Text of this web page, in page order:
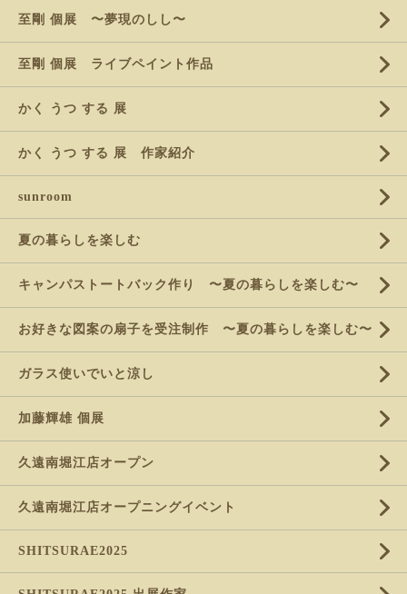
至剛 個展 〜夢現のしし〜
至剛 個展 ライブペイント作品
かく うつ する 展
かく うつ する 展 作家紹介
sunroom
夏の暮らしを楽しむ
キャンパストートバック作り 〜夏の暮らしを楽しむ〜
お好きな図案の扇子を受注制作 〜夏の暮らしを楽しむ〜
ガラス使いでいと涼し
加藤輝雄 個展
久遠南堀江店オープン
久遠南堀江店オープニングイベント
SHITSURAE2025